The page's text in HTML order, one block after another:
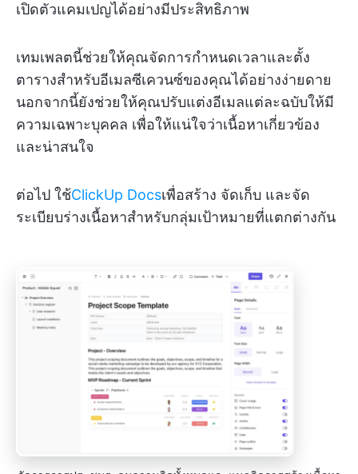
เปิดตัวแคมเปญได้อย่างมีประสิทธิภาพ
เทมเพลตนี้ช่วยให้คุณจัดการกำหนดเวลาและตั้ง
ตารางสำหรับอีเมลซีเควนซ์ของคุณได้อย่างง่ายดาย
นอกจากนี้ยังช่วยให้คุณปรับแต่งอีเมลแต่ละฉบับให้มี
ความเฉพาะบุคคล เพื่อให้แน่ใจว่าเนื้อหาเกี่ยวข้อง
และน่าสนใจ
ต่อไป ใช้ClickUp Docsเพื่อสร้าง จัดเก็บ และจัด
ระเบียบร่างเนื้อหาสำหรับกลุ่มเป้าหมายที่แตกต่างกัน